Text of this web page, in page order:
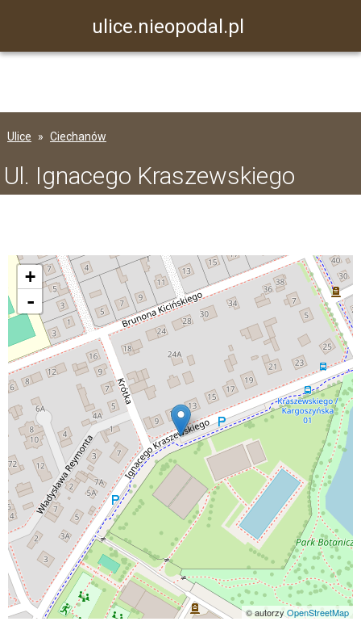
ulice.nieopodal.pl
Ulice Ciechanów
Ul. Ignacego Kraszewskiego
+
-
© autorzy OpenStreetMap